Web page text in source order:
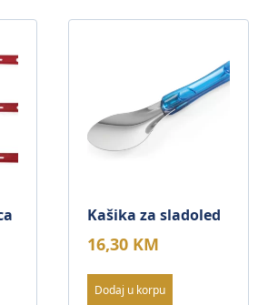
Kašika za sladoled
16,30 KM
Dodaj u korpu